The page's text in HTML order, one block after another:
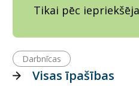
Tikai pēc
Darbnīcas
Visas īpašības